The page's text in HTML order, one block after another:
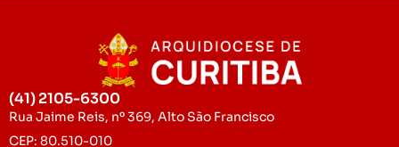
(41) 2105-6300
Rua Jaime Reis, nº 369, Alto São Francisco
CEP: 80.510-010